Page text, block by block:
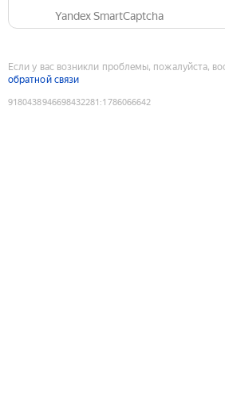
Yandex SmartCaptcha
Если у вас возникли проблемы, пожалуйста,
обратной связи
9180438946698432281 :1786066642